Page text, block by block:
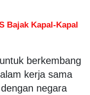
Bajak Kapal-Kapal
berkembang
kerja sama
negara